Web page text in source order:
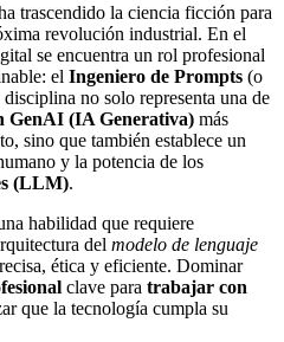
trascendido la ciencia ficción para
revolución industrial. En el
se encuentra un rol profesional
el Ingeniero de Prompts (o
no solo representa una de
GenAI (IA Generativa) más
sino que también establece un
y la potencia de los
(LLM).
habilidad que requiere
del modelo de lenguaje
ética y eficiente. Dominar
clave para trabajar con
que la tecnología cumpla su